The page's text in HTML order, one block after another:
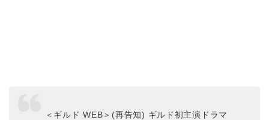
＜ギルド WEB＞(再告知) ギルド初主演ドラマ